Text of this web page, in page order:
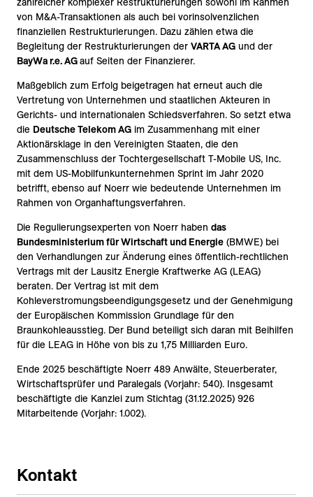
von M&A-Transaktionen als auch bei vorinsolvenzlichen
finanziellen Restrukturierungen. Dazu zählen etwa die
Begleitung der Restrukturierungen der VARTA AG und der
BayWa r.e. AGauf Seiten der Finanzierer.
Maßgeblich zum Erfolg beigetragen hat erneut auch die
Vertretung von Unternehmen und staatlichen Akteuren in
Gerichts- und internationalen Schiedsverfahren. So setzt etwa
die Deutsche Telekom AG im Zusammenhang mit einer
Aktionärsklage in den Vereinigten Staaten, die den
Zusammenschluss der Tochtergesellschaft T-Mobile US, Inc.
mit dem US-Mobilfunkunternehmen Sprint im Jahr 2020
betrifft, ebenso auf Noerr wie bedeutende Unternehmen im
Rahmen von Organhaftungsverfahren.
Die Regulierungsexperten von Noerr haben das
Bundesministerium für Wirtschaft und Energie (BMWE) bei
den Verhandlungen zur Änderung eines öffentlich-rechtlichen
Vertrags mit der Lausitz Energie Kraftwerke AG (LEAG)
beraten. Der Vertrag ist mit dem
Kohleverstromungsbeendigungsgesetz und der Genehmigung
der Europäischen Kommission Grundlage für den
Braunkohleausstieg. Der Bund beteiligt sich daran mit Beihilfen
für die LEAG in Höhe von bis zu 1,75 Milliarden Euro.
Ende 2025 beschäftigte Noerr 489 Anwälte, Steuerberater,
Wirtschaftsprüfer und Paralegals (Vorjahr: 540). Insgesamt
beschäftigte die Kanzlei zum Stichtag (31.12.2025) 926
Mitarbeitende (Vorjahr: 1.002).
Kontakt